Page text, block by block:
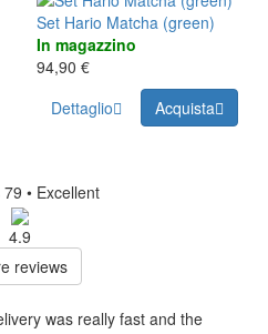
Set Hario Matcha (green)
In magazzino
94,90 €
Dettaglio
Acquista
79 • Excellent
4.9
reviews
was really fast and the